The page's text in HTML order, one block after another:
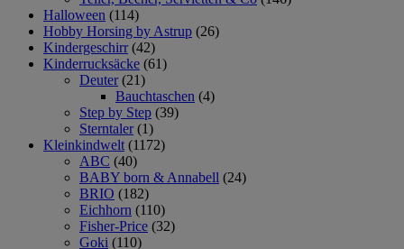
Halloween (114)
Hobby Horsing by Astrup (26)
Kindergeschirr (42)
Kinderrucksäcke (61)
Deuter (21)
Bauchtaschen (4)
Step by Step (39)
Sterntaler (1)
Kleinkindwelt (1172)
ABC (40)
BABY born & Annabell (24)
BRIO (182)
Eichhorn (110)
Fisher-Price (32)
Goki (110)